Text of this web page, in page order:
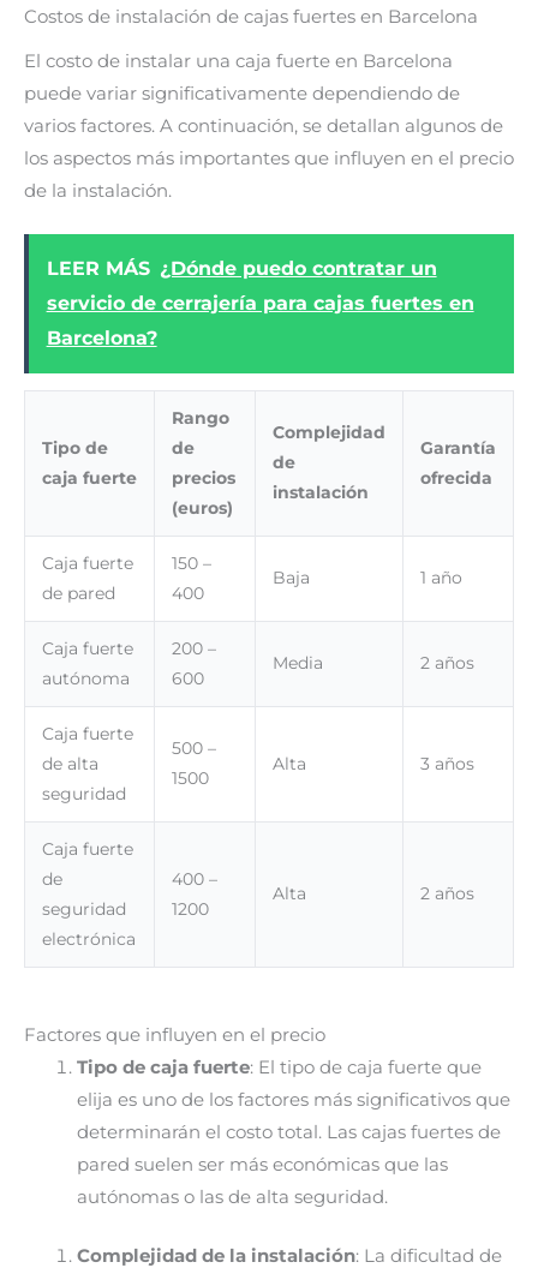
Costos de instalación de cajas fuertes en Barcelona
El costo de instalar una caja fuerte en Barcelona
puede variar significativamente dependiendo de
varios factores. A continuación, se detallan algunos de
los aspectos más importantes que influyen en el precio
de la instalación.
LEER MÁS ¿Dónde puedo contratar un
servicio de cerrajería para cajas fuertes en
Barcelona?
Tipo de
caja fuerte
Rango
de
precios
(euros)
Complejidad
de
instalación
Garantía
ofrecida
Caja fuerte
de pared
150 –
400
Baja 1 año
Caja fuerte
autónoma
200 –
600
Media 2 años
Caja fuerte
de alta
seguridad
500 –
1500
Alta 3 años
Caja fuerte
de
seguridad
electrónica
400 –
1200
Alta 2 años
Factores que influyen en el precio
Tipo de caja fuerte: El tipo de caja fuerte que
elija es uno de los factores más significativos que
determinarán el costo total. Las cajas fuertes de
pared suelen ser más económicas que las
autónomas o las de alta seguridad.
Complejidad de la instalación: La dificultad de